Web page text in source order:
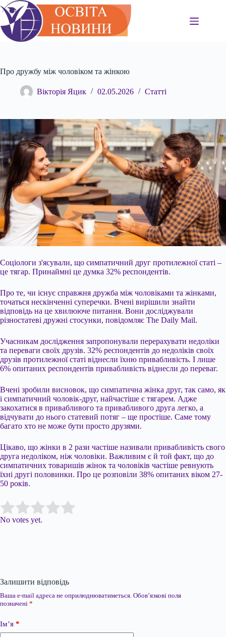
Перейти
до
вмісту
Про дружбу між чоловіком та жінкою
Вікторія Яцик 02.05.2026 Статті
Соціологи з'ясували, що симпатичний друг протилежної статі –
це тягар. Принаймні це думка 32% респондентів.
Про те, чи існує справжня дружба між чоловіками та жінками,
точаться нескінченні суперечки. Вчені вирішили знайти
відповідь на це хвилююче питання. Вони досліджували
різностатеві дружні стосунки, повідомляє The Daily Mail.
Учасникам дослідження запропонували перерахувати недоліки
та переваги своїх друзів. 32% респондентів до недоліків своїх
друзів протилежної статі віднесли їхню привабливість. І лише
6% опитаних респондентів привабливість віднесли до переваг.
Вчені зробили висновок, що симпатична жінка друг, так само, як
і симпатичний чоловік-друг, найчастіше є тягарем. Адже
закохатися в привабливого та привабливого друга легко, а
відчувати до нього статевий потяг – ще простіше. Саме тому
багато хто не може бути просто друзями.
Цікаво, що жінки в 2 рази частіше називали привабливість свого
друга недоліком, ніж чоловіки. Важливим є й той факт, що до
симпатичних товаришів жінок та чоловіків частіше ревнують
їхні другі половинки. Про це розповіли 38% опитаних віком 27-
50 років.
Rate this item:
No votes yet.
Залишити відповідь
Ваша e-mail адреса не оприлюднюватиметься. Обов’язкові поля
позначені *
Ім’я *